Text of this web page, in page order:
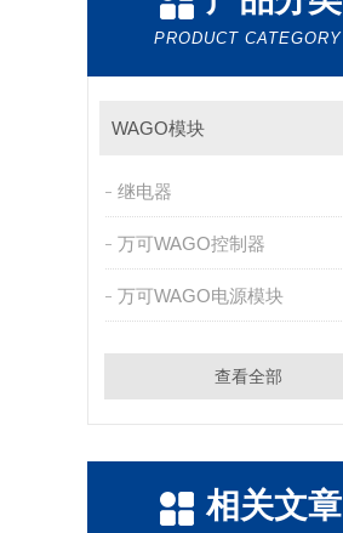
PRODUCT CATEGORY
WAGO模块
继电器
万可WAGO控制器
万可WAGO电源模块
查看全部
相关文章